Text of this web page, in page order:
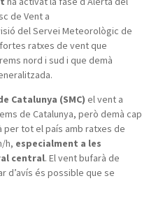
de Vent a
del Servei Meteorològic de
fortes ratxes de vent que
nord i sud i que demà
Catalunya (SMC) el vent a
de Catalunya, però demà cap
per tot el país amb ratxes de
h, especialment a les
central. El vent bufarà de
d’avís és possible que se